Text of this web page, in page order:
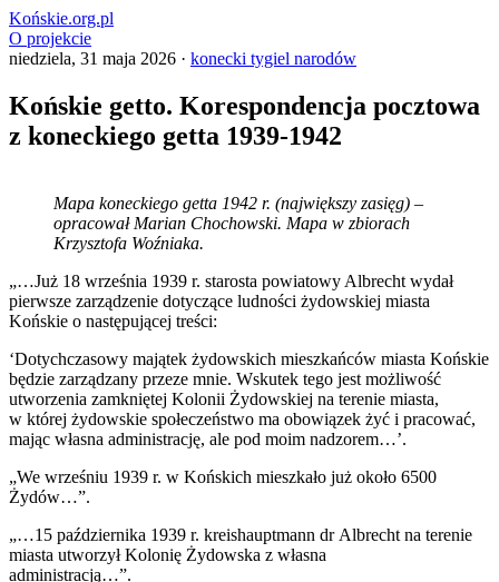
Końskie.org.pl
O projekcie
niedziela, 31 maja 2026 · konecki tygiel narodów
Końskie getto. Korespondencja pocztowa
z koneckiego getta 1939-1942
Mapa koneckiego getta 1942 r. (największy zasięg) –
opracował Marian Chochowski. Mapa w zbiorach
Krzysztofa Woźniaka.
„…Już 18 września 1939 r. starosta powiatowy Albrecht wydał
pierwsze zarządzenie dotyczące ludności żydowskiej miasta
Końskie o następującej treści:
‘Dotychczasowy majątek żydowskich mieszkańców miasta Końskie
będzie zarządzany przeze mnie. Wskutek tego jest możliwość
utworzenia zamkniętej Kolonii Żydowskiej na terenie miasta,
w której żydowskie społeczeństwo ma obowiązek żyć i pracować,
mając własna administrację, ale pod moim nadzorem…’.
„We wrześniu 1939 r. w Końskich mieszkało już około 6500
Żydów…”.
„…15 października 1939 r. kreishauptmann dr Albrecht na terenie
miasta utworzył Kolonię Żydowska z własna
administracją…”.